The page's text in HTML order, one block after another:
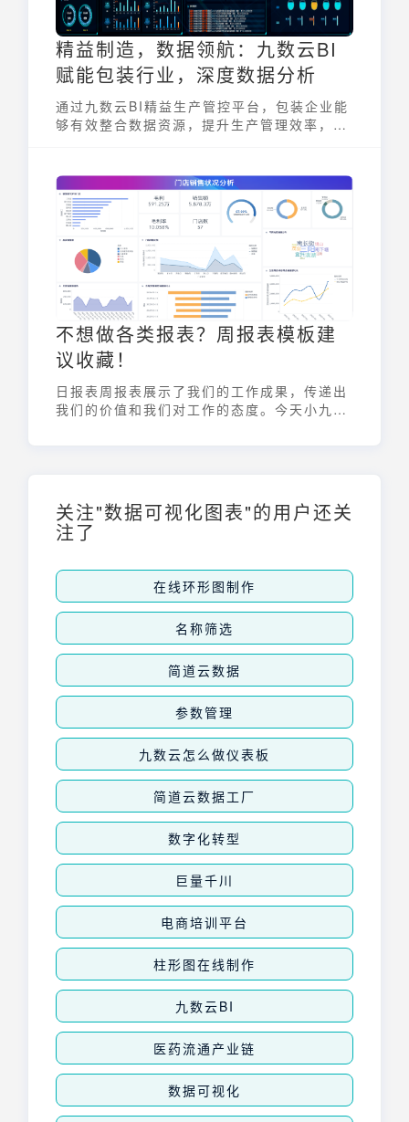
精益制造，数据领航：九数云BI
赋能包装行业，深度数据分析
通过九数云BI精益生产管控平台，包装企业能
够有效整合数据资源，提升生产管理效率，实
通过数据驱动的方式，实现从计划、执行到持
续优化的闭环管理，为包装企业创造更大的价
值。
不想做各类报表？周报表模板建
议收藏！
日报表周报表展示了我们的工作成果，传递出
我们的价值和我们对工作的态度。今天小九就
关注"数据可视化图表"的用户还关
注了
在线环形图制作
名称筛选
简道云数据
参数管理
九数云怎么做仪表板
简道云数据工厂
数字化转型
巨量千川
电商培训平台
柱形图在线制作
九数云BI
医药流通产业链
数据可视化